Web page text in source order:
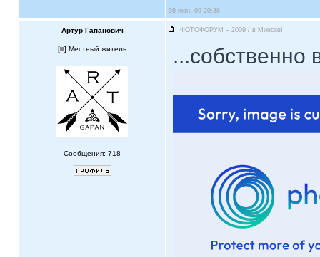
08 июн, 09 20:38
Артур Гапанович ФОТОФОРУМ – 2009 / в Минске!
[ ] Местный житель
Сообщения: 718
...собственно